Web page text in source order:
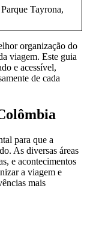
Tayrona,
organização do
viagem. Este guia
e acessível,
de cada
para que a
As diversas áreas
e acontecimentos
a viagem e
mais